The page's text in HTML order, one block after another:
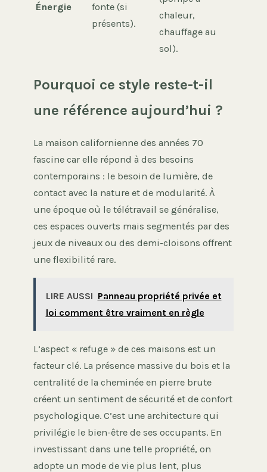
Énergie
fonte (si
présents).
chaleur,
chauffage au
sol).
Pourquoi ce style reste-t-il
une référence aujourd’hui ?
La maison californienne des années 70
fascine car elle répond à des besoins
contemporains : le besoin de lumière, de
contact avec la nature et de modularité. À
une époque où le télétravail se généralise,
ces espaces ouverts mais segmentés par des
jeux de niveaux ou des demi-cloisons offrent
une flexibilité rare.
LIRE AUSSI Panneau propriété privée et
loi comment être vraiment en règle
L’aspect « refuge » de ces maisons est un
facteur clé. La présence massive du bois et la
centralité de la cheminée en pierre brute
créent un sentiment de sécurité et de confort
psychologique. C’est une architecture qui
privilégie le bien-être de ses occupants. En
investissant dans une telle propriété, on
adopte un mode de vie plus lent, plus